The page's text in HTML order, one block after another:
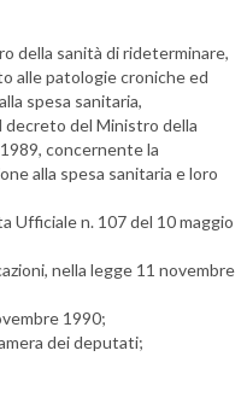
della sanità di rideterminare,
alle patologie croniche ed
spesa sanitaria,
del Ministro della
concernente la
alla spesa sanitaria e loro
Ufficiale n. 107 del 10 maggio
nella legge 11 novembre
1990;
dei deputati;